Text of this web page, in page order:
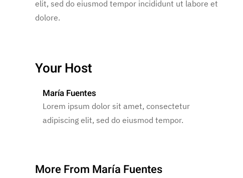
elit, sed do eiusmod tempor incididunt ut labore et
dolore.
Your Host
María Fuentes
Lorem ipsum dolor sit amet, consectetur
adipiscing elit, sed do eiusmod tempor.
More From María Fuentes